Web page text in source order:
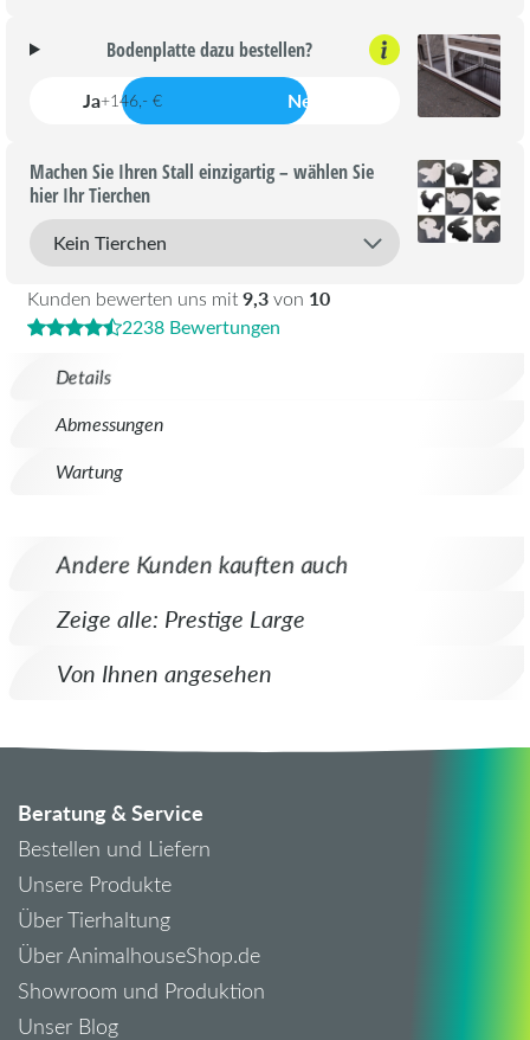
Details
Abmessungen
Wartung
Kunden bewerten uns mit9,3von 10
2238 Bewertungen
Bodenplatte dazu bestellen?
Ja+146,- € Nein
Machen Sie Ihren Stall einzigartig – wählen Sie
hier Ihr Tierchen
Andere Kunden kauften auch
Zeige alle: Prestige Large
Von Ihnen angesehen
Beratung & Service
Bestellen und Liefern
Unsere Produkte
Über Tierhaltung
Über AnimalhouseShop.de
Showroom und Produktion
Unser Blog